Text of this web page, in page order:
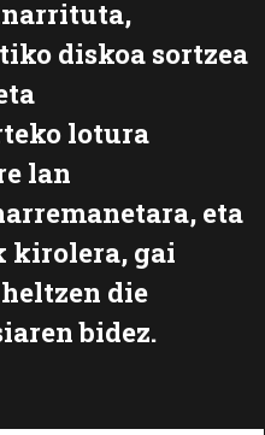
diskoa sortzea
lotura
lan
eta
kirolera, gai
die
bidez.